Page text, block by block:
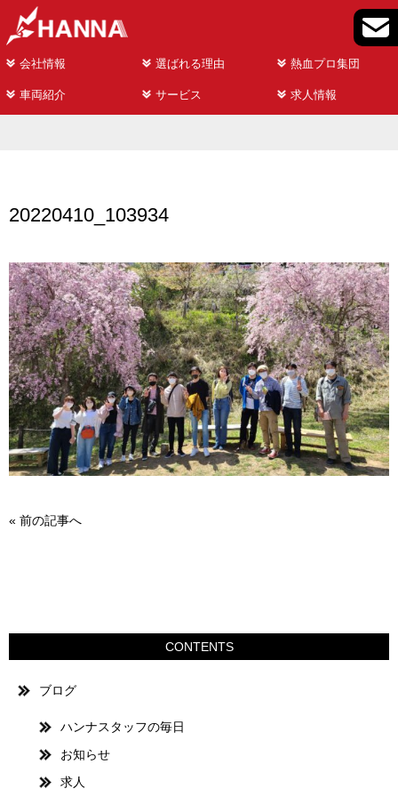
会社情報 選ばれる理由 熱血プロ集団
車両紹介 サービス 求人情報
20220410_103934
« 前の記事へ
CONTENTS
ブログ
ハンナスタッフの毎日
お知らせ
求人